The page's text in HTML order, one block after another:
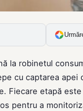
la robinetul
cu captarea apei
Fiecare etapă
pentru a